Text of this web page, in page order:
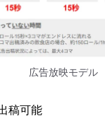
広告放映モデル
稿可能